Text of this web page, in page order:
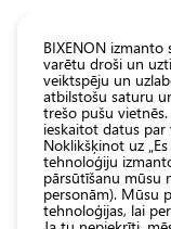
Sākumlapa Kategorijas
Visas
veikala
preces
Veikals
Pamatlukturu
BIXENON
varētu droši un
veiktspēju un
atbilstošu saturu
trešo pušu
ieskaitot datus par
Noklikšķinot uz
tehnoloģiju
pārsūtīšanu mūsu
personām). Mūsu
tehnoloģijas, lai